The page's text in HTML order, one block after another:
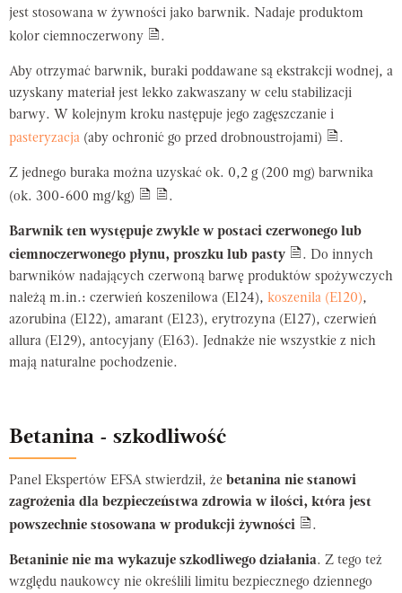
jest stosowana w żywności jako barwnik. Nadaje produktom
kolor ciemnoczerwony
.
Aby otrzymać barwnik, buraki poddawane są ekstrakcji wodnej, a
uzyskany materiał jest lekko zakwaszany w celu stabilizacji
barwy. W kolejnym kroku następuje jego zagęszczanie i
pasteryzacja (aby ochronić go przed drobnoustrojami) .
Z jednego buraka można uzyskać ok. 0,2 g (200 mg) barwnika
(ok. 300-600 mg/kg)
.
Barwnik ten występuje zwykle w postaci czerwonego lub
ciemnoczerwonego płynu, proszku lub pasty
. Do innych
barwników nadających czerwoną barwę produktów spożywczych
należą m.in.: czerwień koszenilowa (E124), koszenila (E120),
azorubina (E122), amarant (E123), erytrozyna (E127), czerwień
allura (E129), antocyjany (E163). Jednakże nie wszystkie z nich
mają naturalne pochodzenie.
Betanina - szkodliwość
Panel Ekspertów EFSA stwierdził, że betanina nie stanowi
zagrożenia dla bezpieczeństwa zdrowia w ilości, która jest
powszechnie stosowana w produkcji żywności
.
Betaninie nie ma wykazuje szkodliwego działania. Z tego też
względu naukowcy nie określili limitu bezpiecznego dziennego